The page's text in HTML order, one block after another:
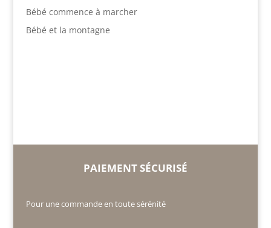
Bébé commence à marcher
Bébé et la montagne
PAIEMENT SÉCURISÉ
Pour une commande en toute sérénité